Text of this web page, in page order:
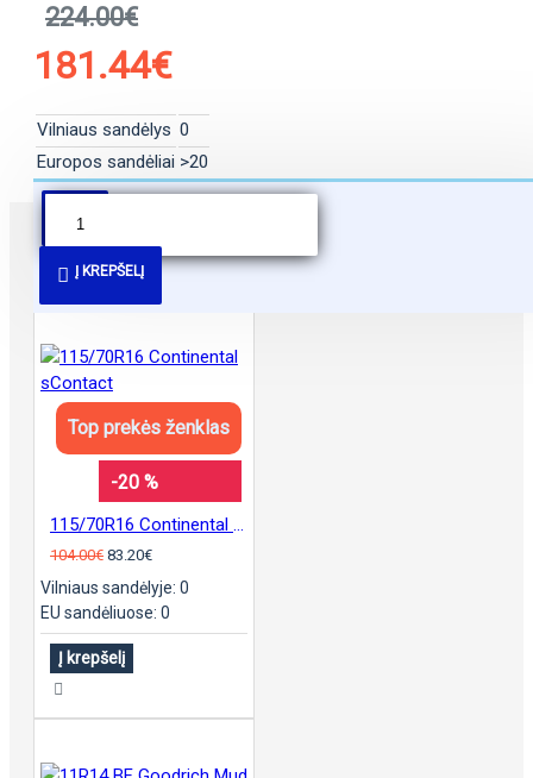
224.00€
181.44€
Vilniaus sandėlys 0
Europos sandėliai >20
Į KREPŠELĮ
PANAŠŪS PASIŪLYMAI
Top prekės ženklas
-20 %
104.00€ 83.20€
Vilniaus sandėlyje: 0
EU sandėliuose: 0
Į krepšelį